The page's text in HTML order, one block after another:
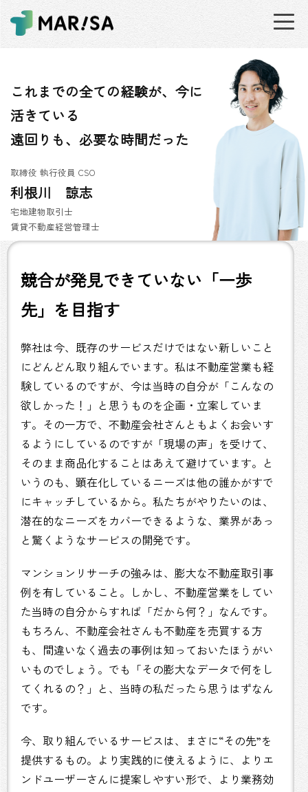
これまでの全ての経験が、今に
活きている
遠回りも、必要な時間だった
取締役 執行役員 CSO
利根川 諒志
宅地建物取引士
賃貸不動産経営管理士
競合が発見できていない「一歩
先」を目指す
弊社は今、既存のサービスだけではない新しいこと
にどんどん取り組んでいます。私は不動産営業も経
験しているのですが、今は当時の自分が「こんなの
欲しかった！」と思うものを企画・立案していま
す。その一方で、不動産会社さんともよくお会いす
るようにしているのですが「現場の声」を受けて、
そのまま商品化することはあえて避けています。と
いうのも、顕在化しているニーズは他の誰かがすで
にキャッチしているから。私たちがやりたいのは、
潜在的なニーズをカバーできるような、業界があっ
と驚くようなサービスの開発です。
マンションリサーチの強みは、膨大な不動産取引事
例を有していること。しかし、不動産営業をしてい
た当時の自分からすれば「だから何？」なんです。
もちろん、不動産会社さんも不動産を売買する方
も、間違いなく過去の事例は知っておいたほうがい
いものでしょう。でも「その膨大なデータで何をし
てくれるの？」と、当時の私だったら思うはずなん
です。
今、取り組んでいるサービスは、まさに“その先”を
提供するもの。より実践的に使えるように、よりエ
ンドユーザーさんに提案しやすい形で、より業務効